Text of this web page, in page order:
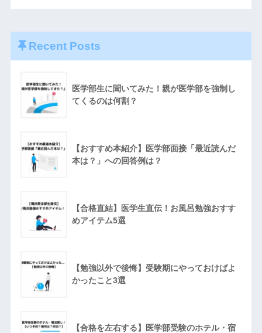
Recent Posts
医学部生に聞いてみた！親が医学部を強制し
てくるのは何割？
【おすすめ本紹介】医学部面接「最近読んだ
本は？」への回答例は？
【合格直結】医学生直伝！お風呂勉強おすす
めアイテム5選
【勉強以外で後悔】受験期にやっておけばよ
かったこと3選
【合格を左右する】医学部受験のホテル・宿